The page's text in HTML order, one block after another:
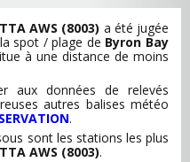
AWS (8003) a été jugée
spot / plage de Byron Bay
à une distance de moins
aux données de relevés
autres balises météo
.
sont les stations les plus
AWS (8003).